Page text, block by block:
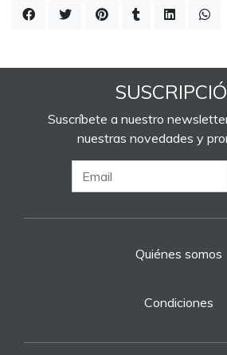
Suscríbete a nuestro
nuestras novedades y
Quiénes somos
Condiciones